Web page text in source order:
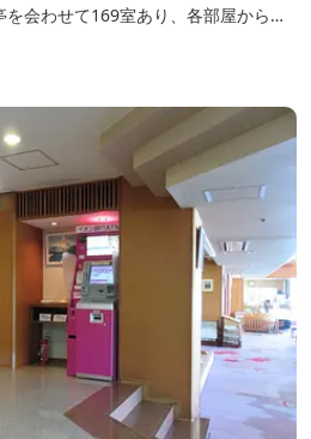
会わせて169室あり、各部屋からの
揚がった海の幸を使った会席料理も
る野天風呂、ゆったりとつくろげる大